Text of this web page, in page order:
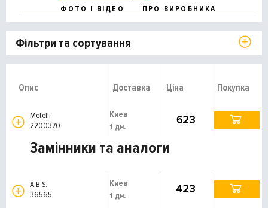
ФОТО І ВІДЕО
ПРО ВИРОБНИКА
Фільтри та сортування
Опис Доставка Ціна Покупка
Metelli
2200370
Киев
1 дн.
623
Замінники та аналоги
A.B.S.
36565
Киев
1 дн.
423